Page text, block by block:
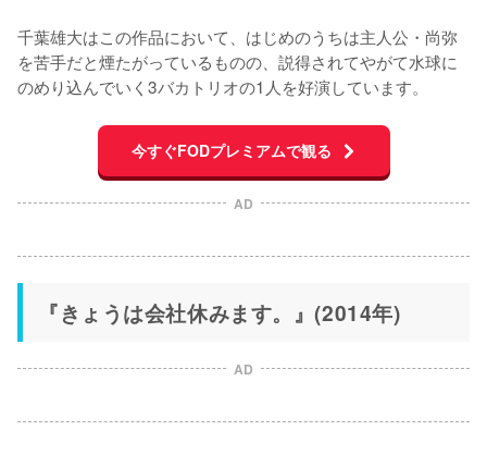
千葉雄大はこの作品において、はじめのうちは主人公・尚弥
を苦手だと煙たがっているものの、説得されてやがて水球に
のめり込んでいく3バカトリオの1人を好演しています。
今すぐFODプレミアムで観る
AD
『きょうは会社休みます。』(2014年)
AD